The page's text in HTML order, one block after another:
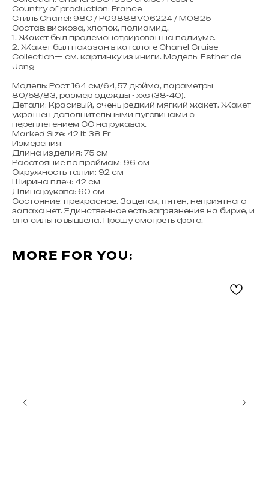
Country of production: France
Стиль Chanel: 98C / P09888V06224 / M0825
Состав: вискоза, хлопок, полиамид.
1. Жакет был продемонстрирован на подиуме.
2. Жакет был показан в каталоге Chanel Cruise
Collection— см. картинку из книги. Модель: Esther de
Jong
Модель: Рост 164 см/64,57 дюйма, параметры
80/58/83, размер одежды - ххs (38-40).
Детали: Красивый, очень редкий мягкий жакет. Жакет
украшен дополнительными пуговицами с
переплетением CC на рукавах.
Marked Size: 42 It 38 Fr
Измерения:
Длина изделия: 75 см
Расстояние по проймам: 96 см
Окружность талии: 92 см
Ширина плеч: 42 см
Длина рукава: 60 см
Состояние: прекрасное. Зацепок, пятен, неприятного
запаха нет. Единственное есть загрязнения на бирке, и
она сильно выцвела. Прошу смотреть фото.
MORE FOR YOU: